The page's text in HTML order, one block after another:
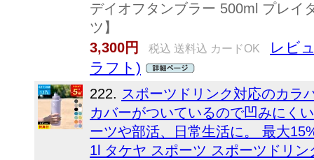
デイオフタンブラー 500ml プレイ
ツ】
3,300円
税込 送料込 カードOK
レビ
ラフト)
222. スポーツドリンク対応のカラ
カバーがついているので凹みにく
ーツや部活、日常生活に。 最大
1l タケヤ スポーツ スポーツドリ